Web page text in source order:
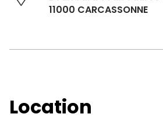
11000 CARCASSONNE
Location